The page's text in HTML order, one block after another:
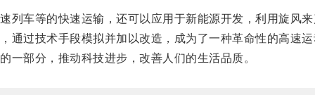
等的快速运输，还可以应用于新能源开发，利用旋风来
技术手段模拟并加以改造，成为了一种革命性的高速运
部分，推动科技进步，改善人们的生活品质。